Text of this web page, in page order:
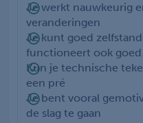
Je werkt nauwkeurig
veranderingen
Je kunt goed
functioneert ook
Kun je technische
een pré
Je bent vooral
de slag te gaan